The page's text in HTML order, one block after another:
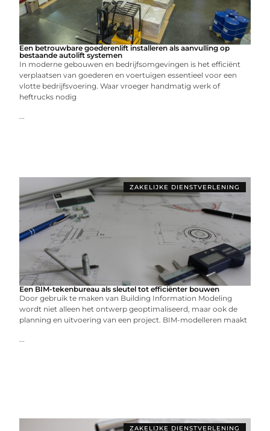
Een betrouwbare goederenlift installeren als aanvulling op
bestaande autolift systemen
In moderne gebouwen en bedrijfsomgevingen is het efficiënt
verplaatsen van goederen en voertuigen essentieel voor een
vlotte bedrijfsvoering. Waar vroeger handmatig werk of
heftrucks nodig
...
ZAKELIJKE DIENSTVERLENING
Een BIM-tekenbureau als sleutel tot efficiënter bouwen
Door gebruik te maken van Building Information Modeling
wordt niet alleen het ontwerp geoptimaliseerd, maar ook de
planning en uitvoering van een project. BIM-modelleren maakt
...
ZAKELIJKE DIENSTVERLENING